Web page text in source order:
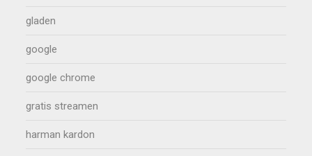
gladen
google
google chrome
gratis streamen
harman kardon